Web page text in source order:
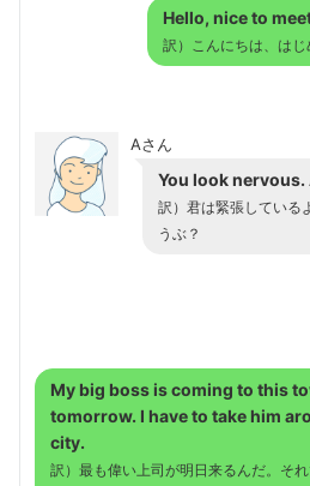
Hello, nice to
訳）こんにちは、はじ
Aさん
You look nervous.
訳）君は緊張している
うぶ？
My big boss is coming to this
tomorrow. I have to take him
city.
訳）最も偉い上司が明日来るんだ。そ